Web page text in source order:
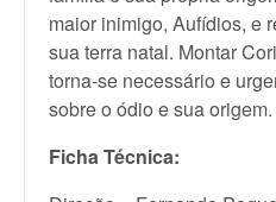
maior inimigo, Aufídios, e
sua terra natal. Montar
torna-se necessário e
sobre o ódio e sua origem.
Ficha Técnica: